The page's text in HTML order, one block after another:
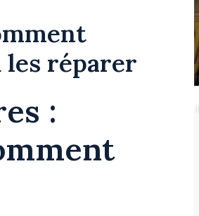
les réparer
: